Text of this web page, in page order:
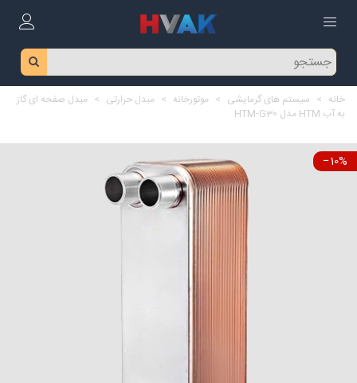
خانه > سیستم های گرمایشی > موتورخانه > مبدل حرارتی > مبدل صفحه ای گاز
به آب HTM مدل HTM-G30
‎−10%